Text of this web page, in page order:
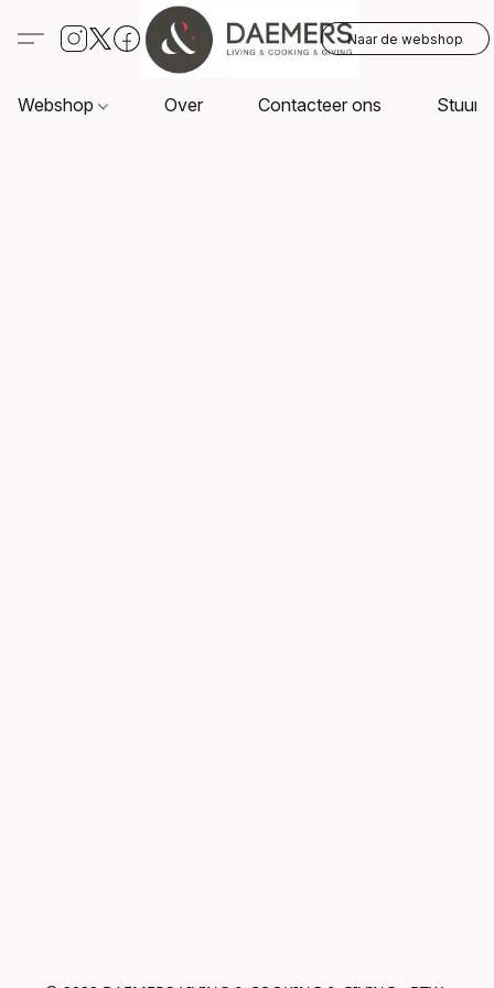
Naar de webshop
Webshop Over Contacteer ons Stuur